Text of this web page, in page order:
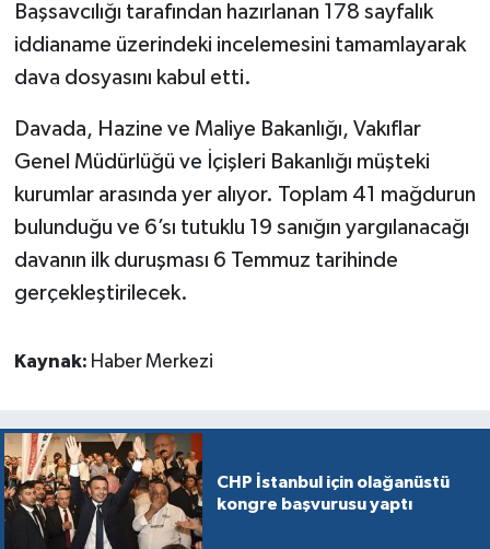
Başsavcılığı tarafından hazırlanan 178 sayfalık
iddianame üzerindeki incelemesini tamamlayarak
dava dosyasını kabul etti.
Davada, Hazine ve Maliye Bakanlığı, Vakıflar
Genel Müdürlüğü ve İçişleri Bakanlığı müşteki
kurumlar arasında yer alıyor. Toplam 41 mağdurun
bulunduğu ve 6’sı tutuklu 19 sanığın yargılanacağı
davanın ilk duruşması 6 Temmuz tarihinde
gerçekleştirilecek.
Kaynak: Haber Merkezi
CHP İstanbul için olağanüstü
kongre başvurusu yaptı